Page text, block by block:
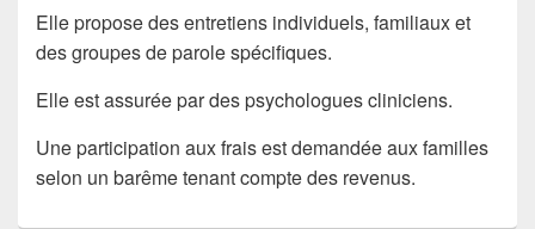
Elle propose des entretiens individuels, familiaux et
des groupes de parole spécifiques.
Elle est assurée par des psychologues cliniciens.
Une participation aux frais est demandée aux familles
selon un barême tenant compte des revenus.